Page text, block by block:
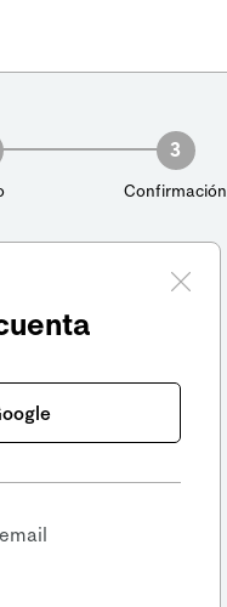
3
Confirmación